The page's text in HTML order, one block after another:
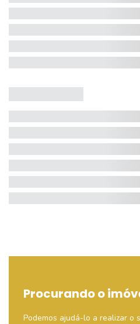
Procurando o
Podemos ajudá-lo a realizar o